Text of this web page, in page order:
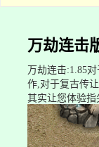
万劫连击
万劫连击:1.85
作,对于复古传
其实让您体验指